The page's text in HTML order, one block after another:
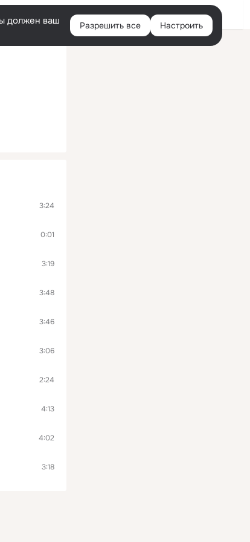
Войти
должен ваш
Разрешить все Настроить
3:24
0:01
3:19
3:48
3:46
3:06
2:24
4:13
4:02
3:18